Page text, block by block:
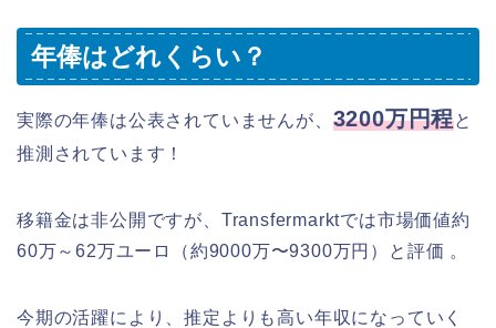
年俸はどれくらい？
実際の年俸は公表されていませんが、 3200万円程と
推測されています！
移籍金は非公開ですが、Transfermarktでは市場価値約
60万～62万ユーロ（約9000万〜9300万円）と評価 。
今期の活躍により、推定よりも高い年収になっていく